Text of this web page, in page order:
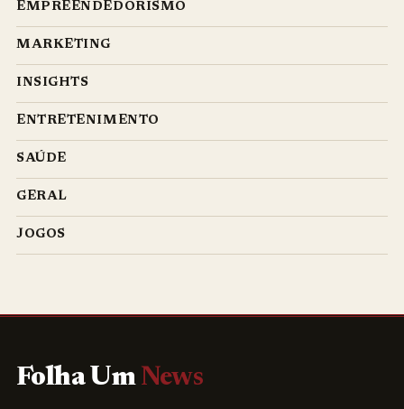
EMPREENDEDORISMO
MARKETING
INSIGHTS
ENTRETENIMENTO
SAÚDE
GERAL
JOGOS
Folha Um News